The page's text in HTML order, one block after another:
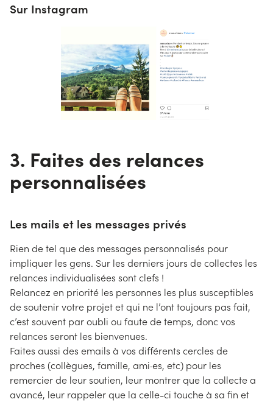
Sur Instagram
3. Faites des relances
personnalisées
Les mails et les messages privés
Rien de tel que des messages personnalisés pour
impliquer les gens. Sur les derniers jours de collectes les
relances individualisées sont clefs !
Relancez en priorité les personnes les plus susceptibles
de soutenir votre projet et qui ne l’ont toujours pas fait,
c’est souvent par oubli ou faute de temps, donc vos
relances seront les bienvenues.
Faites aussi des emails à vos différents cercles de
proches (collègues, famille, ami·es, etc) pour les
remercier de leur soutien, leur montrer que la collecte a
avancé, leur rappeler que la celle-ci touche à sa fin et